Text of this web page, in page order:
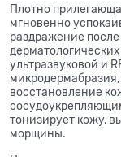
Плотно
мгновенно
раздражение
ультразвуковой и
восстановление
тонизирует кожу,
морщины.